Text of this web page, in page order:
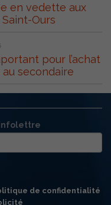
en vedette aux
Ours
pour l’achat
au secondaire
de confidentialité